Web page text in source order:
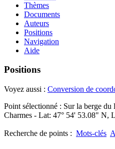
Thèmes
Documents
Auteurs
Positions
Navigation
Aide
Positions
Voyez aussi : Conversion de
Point sélectionné : Sur la berge du
Charmes - Lat: 47° 54' 53.08" N,
Recherche de points : Mots-clés